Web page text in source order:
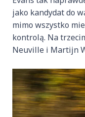
jako kandydat do
mimo wszystko
kontrolą. Na
Neuville i Martijn